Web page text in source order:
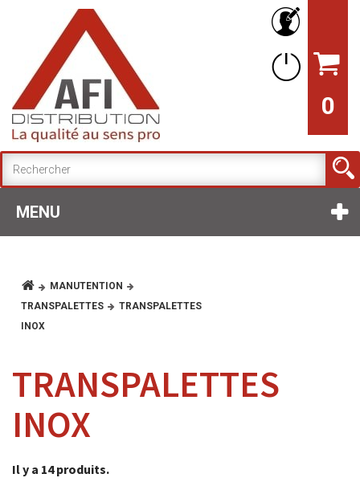
0
MENU
MANUTENTION
TRANSPALETTES
TRANSPALETTES
INOX
TRANSPALETTES
INOX
Il y a 14 produits.